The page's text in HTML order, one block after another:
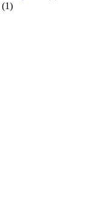
(1)